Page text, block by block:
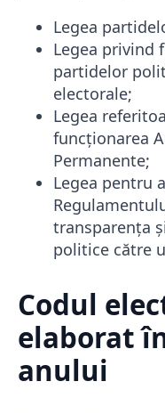
Legea
Legea privind
partidelor
electorale;
Legea
funcționarea
Permanente;
Legea pentru
transparența
politice către
Codul
elaborat
anului